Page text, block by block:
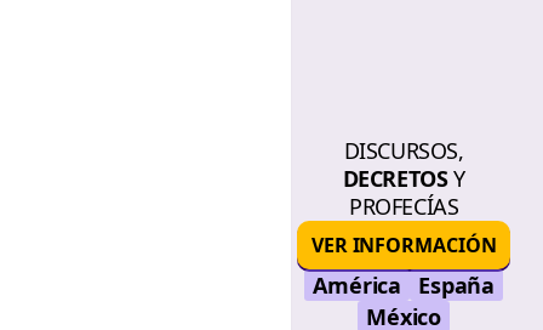
DISCURSOS,
DECRETOSY
PROFECÍAS
VER INFORMACIÓN
América
España
México